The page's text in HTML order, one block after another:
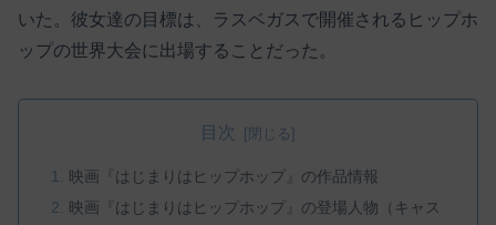
いた。彼女達の目標は、ラスベガスで開催されるヒップホ
ップの世界大会に出場することだった。
目次
映画『はじまりはヒップホップ』の作品情報
映画『はじまりはヒップホップ』の登場人物（キャス